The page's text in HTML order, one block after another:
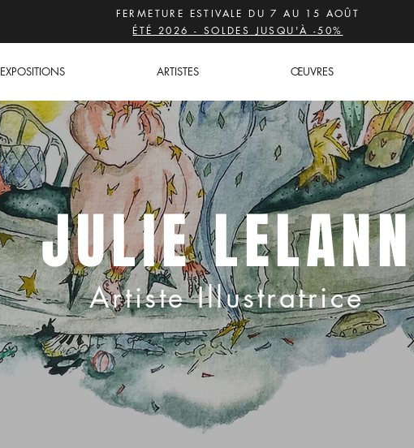
FERMETURE ESTIVALE DU 7 AU 15 AOÛT
ÉTÉ 2026 - SOLDES JUSQU'À -50%
EXPOSITIONS ARTISTES ŒUVRES
JULIE LELANN
Artiste Illustratrice